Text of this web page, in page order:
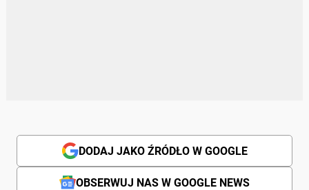
DODAJ JAKO ŹRÓDŁO W GOOGLE
OBSERWUJ NAS W GOOGLE NEWS